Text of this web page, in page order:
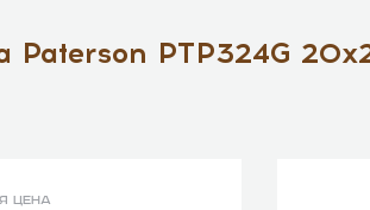
Paterson PTP324G
цена